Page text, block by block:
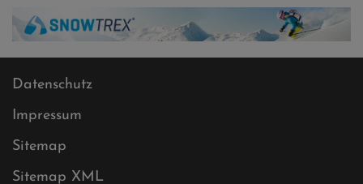
Datenschutz